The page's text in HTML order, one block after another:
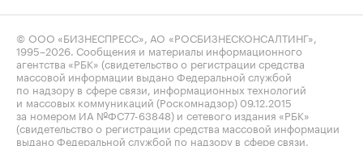
© ООО «БИЗНЕСПРЕСС», АО «РОСБИЗНЕСКОНСАЛТИНГ»,
1995–2026. Сообщения и материалы информационного
агентства «РБК» (свидетельство о регистрации средства
массовой информации выдано Федеральной службой
по надзору в сфере связи, информационных технологий
и массовых коммуникаций (Роскомнадзор) 09.12.2015
за номером ИА №ФС77-63848) и сетевого издания «РБК»
(свидетельство о регистрации средства массовой информации
выдано Федеральной службой по надзору в сфере связи,